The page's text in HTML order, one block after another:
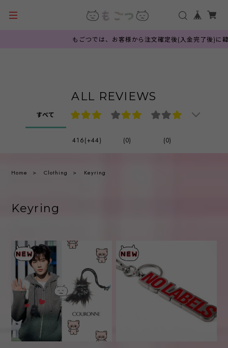
もごつでは、お客様から注文確定後(入金完了後)に韓国
ALL REVIEWS
すべて
416(+44) (0) (0)
Home Clothing Keyring
Keyring